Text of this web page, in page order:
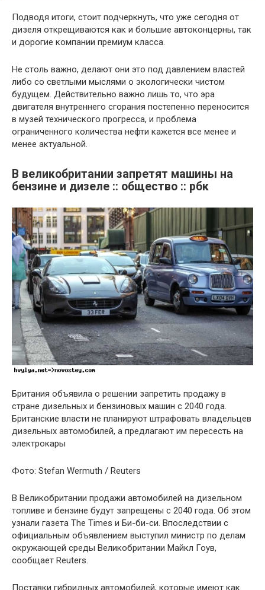
Подводя итоги, стоит подчеркнуть, что уже сегодня от
дизеля открещиваются как и большие автоконцерны, так
и дорогие компании премиум класса.
Не столь важно, делают они это под давлением властей
либо со светлыми мыслями о экологически чистом
будущем. Действительно важно лишь то, что эра
двигателя внутреннего сгорания постепенно переносится
в музей технического прогресса, и проблема
ограниченного количества нефти кажется все менее и
менее актуальной.
В великобритании запретят машины на
бензине и дизеле :: общество :: рбк
Британия объявила о решении запретить продажу в
стране дизельных и бензиновых машин с 2040 года.
Британские власти не планируют штрафовать владельцев
дизельных автомобилей, а предлагают им пересесть на
электрокары
Фото: Stefan Wermuth / Reuters
В Великобритании продажи автомобилей на дизельном
топливе и бензине будут запрещены с 2040 года. Об этом
узнали газета The Times и Би-би-си. Впоследствии с
официальным объявлением выступил министр по делам
окружающей среды Великобритании Майкл Гоув,
сообщает Reuters.
Поставки гибридных автомобилей, которые имеют как